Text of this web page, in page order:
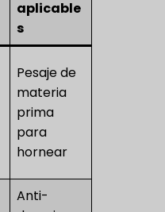
aplicable
s
Pesaje de
materia
prima
para
hornear
Anti-